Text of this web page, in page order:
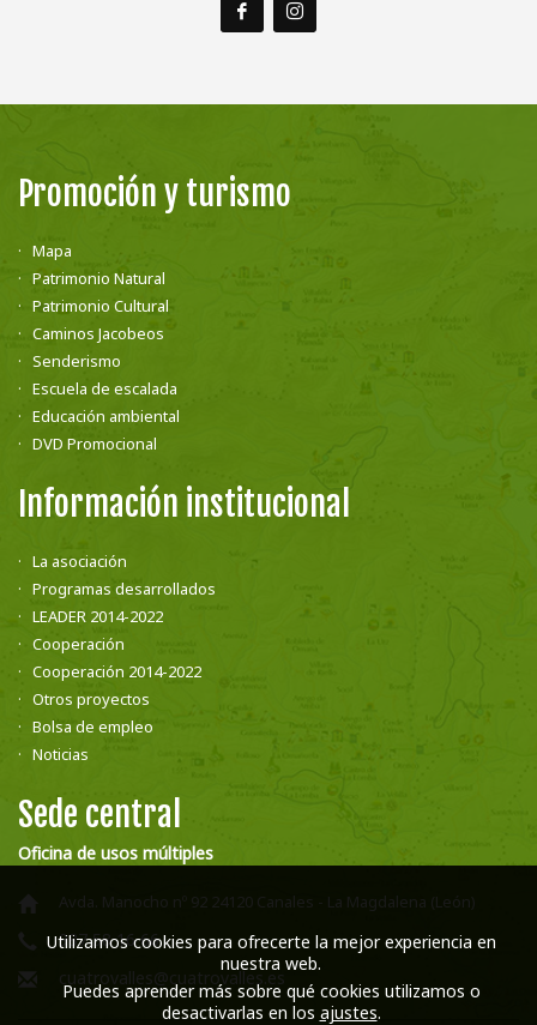
Promoción y turismo
Mapa
Patrimonio Natural
Patrimonio Cultural
Caminos Jacobeos
Senderismo
Escuela de escalada
Educación ambiental
DVD Promocional
Información institucional
La asociación
Programas desarrollados
LEADER 2014-2022
Cooperación
Cooperación 2014-2022
Otros proyectos
Bolsa de empleo
Noticias
Sede central
Oficina de usos múltiples
Avda. Manocho nº 92 24120 Canales - La Magdalena (León)
987 58 16 66
cuatrovalles@cuatrovalles.es
Utilizamos cookies para ofrecerte la mejor experiencia en
nuestra web.
Puedes aprender más sobre qué cookies utilizamos o
desactivarlas en los ajustes.